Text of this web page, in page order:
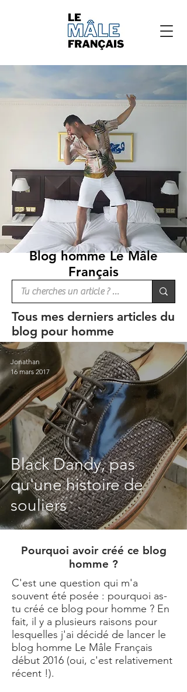
Blog homme Le Mâle
Français
Tous mes derniers articles du
blog pour homme
Black Dandy, pas
qu'une histoire de
souliers
Jonathan
16 mars 2017
Pourquoi avoir créé ce blog
homme ?
C'est une question qui m'a
souvent été posée : pourquoi as-
tu créé ce blog pour homme ? En
fait, il y a plusieurs raisons pour
lesquelles j'ai décidé de lancer le
blog homme Le Mâle Français
début 2016 (oui, c'est relativement
récent !).